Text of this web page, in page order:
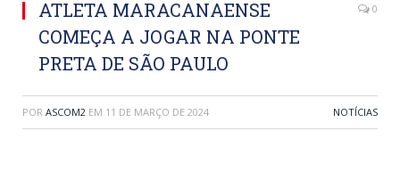
ATLETA MARACANAENSE
COMEÇA A JOGAR NA PONTE
PRETA DE SÃO PAULO
0
POR ASCOM2 EM 11 DE MARÇO DE 2024 NOTÍCIAS